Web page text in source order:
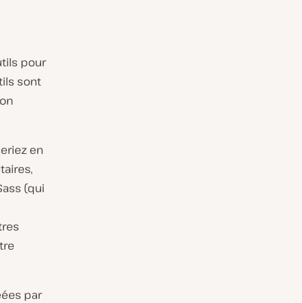
pour
sont
en
(qui
par